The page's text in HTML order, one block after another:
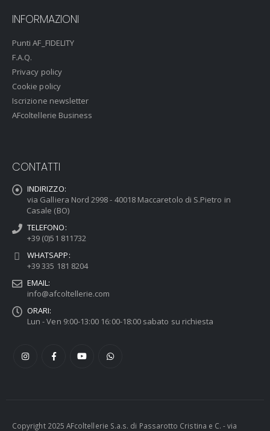
INFORMAZIONI
Punti AF_FIDELITY
F.A.Q.
Privacy policy
Cookie policy
Iscrizione newsletter
AFcoltellerie Business
CONTATTI
INDIRIZZO:
via Galliera Nord 2998 - 40018 Maccaretolo di S.Pietro in
Casale (BO)
TELEFONO:
+39 (0)51 811732
WHATSAPP:
+39 335 181 8204
EMAIL:
info@afcoltellerie.com
ORARI:
Lun - Ven 9:00-13:00 16:00-18:00 sabato su richiesta
Copyright 2025 AFcoltellerie S.a.s. di Passarotto Cristina e C. - via